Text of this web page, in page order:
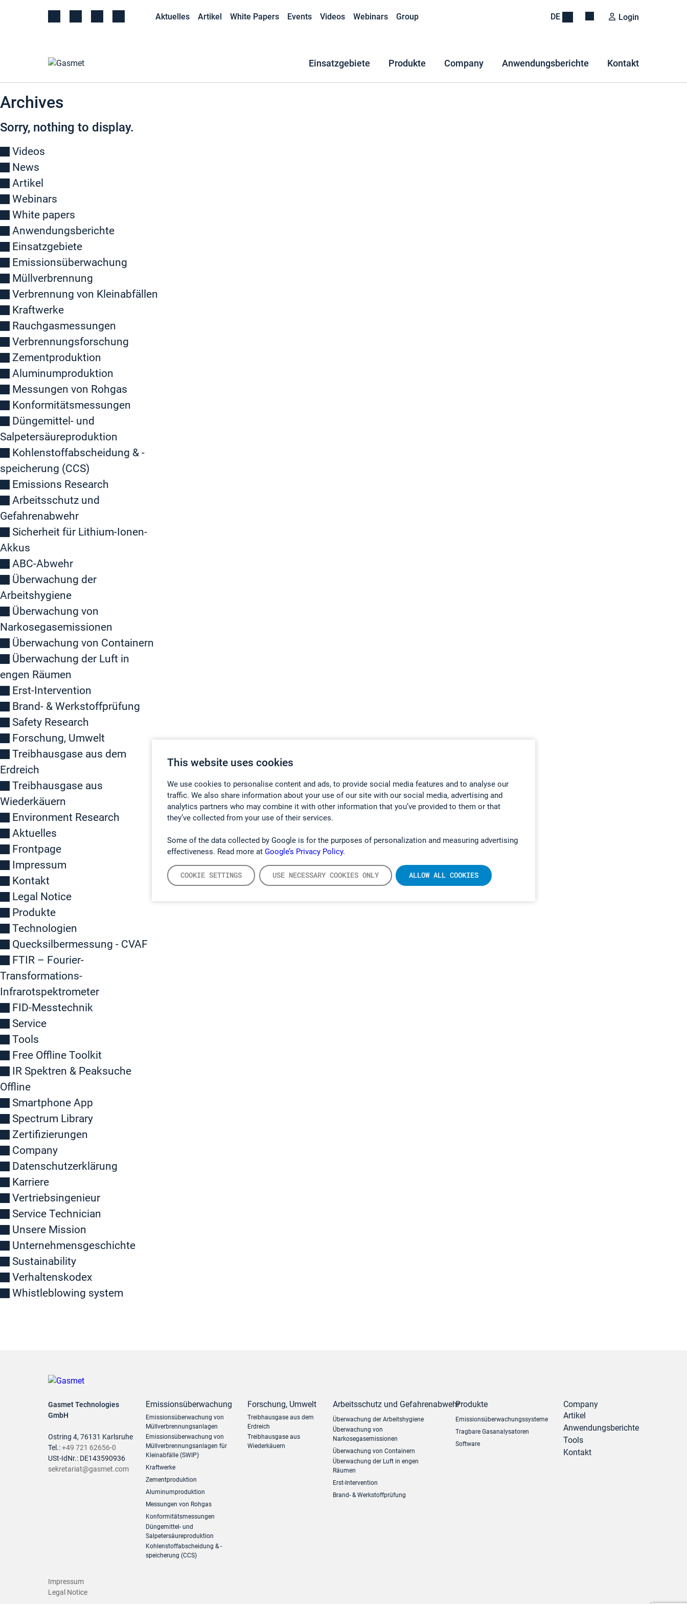
This website uses cookies
We use cookies to personalise content and ads, to provide social media features and to analyse our
traffic. We also share information about your use of our site with our social media, advertising and
analytics partners who may combine it with other information that you’ve provided to them or that
they’ve collected from your use of their services.
Some of the data collected by Google is for the purposes of personalization and measuring advertising
effectiveness. Read more at Google’s Privacy Policy.
COOKIE SETTINGS USE NECESSARY COOKIES ONLY ALLOW ALL COOKIES
Aktuelles Artikel White Papers Events Videos Webinars Group DE Login
Einsatzgebiete Produkte Company Anwendungsberichte Kontakt
Archives
Sorry, nothing to display.
Videos
News
Artikel
Webinars
White papers
Anwendungsberichte
Einsatzgebiete
Emissionsüberwachung
Müllverbrennung
Verbrennung von Kleinabfällen
Kraftwerke
Rauchgasmessungen
Verbrennungsforschung
Zementproduktion
Aluminumproduktion
Messungen von Rohgas
Konformitätsmessungen
Düngemittel- und
Salpetersäureproduktion
Kohlenstoffabscheidung & -
speicherung (CCS)
Emissions Research
Arbeitsschutz und
Gefahrenabwehr
Sicherheit für Lithium-Ionen-
Akkus
ABC-Abwehr
Überwachung der
Arbeitshygiene
Überwachung von
Narkosegasemissionen
Überwachung von Containern
Überwachung der Luft in
engen Räumen
Erst-Intervention
Brand- & Werkstoffprüfung
Safety Research
Forschung, Umwelt
Treibhausgase aus dem
Erdreich
Treibhausgase aus
Wiederkäuern
Environment Research
Aktuelles
Frontpage
Impressum
Kontakt
Legal Notice
Produkte
Technologien
Quecksilbermessung - CVAF
FTIR – Fourier-
Transformations-
Infrarotspektrometer
FID-Messtechnik
Service
Tools
Free Offline Toolkit
IR Spektren & Peaksuche
Offline
Smartphone App
Spectrum Library
Zertifizierungen
Company
Datenschutzerklärung
Karriere
Vertriebsingenieur
Service Technician
Unsere Mission
Unternehmensgeschichte
Sustainability
Verhaltenskodex
Whistleblowing system
Gasmet Technologies
GmbH
Ostring 4, 76131 Karlsruhe
Tel.:+49 721 62656-0
USt-IdNr.: DE143590936
sekretariat@gasmet.com
Emissionsüberwachung
Emissionsüberwachung von
Müllverbrennungsanlagen
Emissionsüberwachung von
Müllverbrennungsanlagen für
Kleinabfälle (SWIP)
Kraftwerke
Zementproduktion
Aluminumproduktion
Messungen von Rohgas
Konformitätsmessungen
Düngemittel- und
Salpetersäureproduktion
Kohlenstoffabscheidung & -
speicherung (CCS)
Forschung, Umwelt
Treibhausgase aus dem
Erdreich
Treibhausgase aus
Wiederkäuern
Arbeitsschutz und Gefahrenabwehr
Überwachung der Arbeitshygiene
Überwachung von
Narkosegasemissionen
Überwachung von Containern
Überwachung der Luft in engen
Räumen
Erst-Intervention
Brand- & Werkstoffprüfung
Produkte
Emissionsüberwachungssysteme
Tragbare Gasanalysatoren
Software
Company
Artikel
Anwendungsberichte
Tools
Kontakt
Impressum
Legal Notice